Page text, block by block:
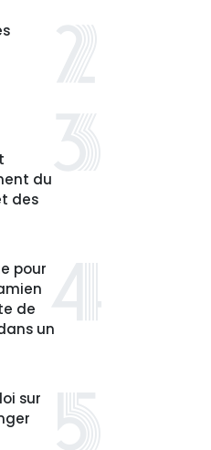
du
des
pour
de
un
sur